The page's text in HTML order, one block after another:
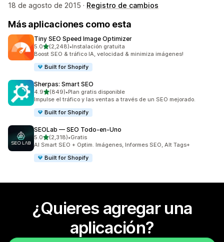
18 de agosto de 2015 · Registro de cambios
Más aplicaciones como esta
Tiny SEO Speed Image Optimizer
5.0de 5 estrellas
(2,248)
2248 reseñas en total
•Instalación gratuita
Boost SEO & tráfico IA, velocidad & minimiza imágenes!
Built for Shopify
Sherpas: Smart SEO
4.9de 5 estrellas
(849)
849 reseñas en total
•Plan gratis disponible
Impulse el tráfico y las ventas a través de un SEO mejorado.
Built for Shopify
SEOLab — SEO Todo‑en‑Uno
5.0de 5 estrellas
(2,318)
2318 reseñas en total
•Gratis
AI Smart SEO + Optim. Imágenes, Informes SEO, Alt Tags+
Built for Shopify
¿Quieres agregar una
aplicación?